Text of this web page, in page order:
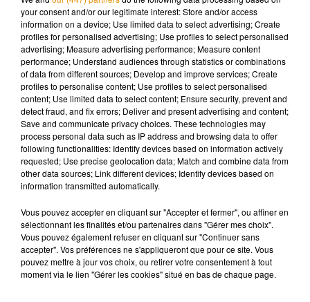
provisoirement, et aurait besoin de soins.
Musique
7 août 2026
Madonna sort enfin le remix de « Love
Sensation » avec Kylie Minogue
7 août 2026
Angèle et Amélie Lens dévoilent leur
collaboration tant attendue
your consent and/or our legitimate interest: Store and/or access
information on a device; Use limited data to select advertising; Create
profiles for personalised advertising; Use profiles to select personalised
advertising; Measure advertising performance; Measure content
performance; Understand audiences through statistics or combinations
of data from different sources; Develop and improve services; Create
profiles to personalise content; Use profiles to select personalised
content; Use limited data to select content; Ensure security, prevent and
detect fraud, and fix errors; Deliver and present advertising and content;
Save and communicate privacy choices. These technologies may
process personal data such as IP address and browsing data to offer
following functionalities: Identify devices based on information actively
requested; Use precise geolocation data; Match and combine data from
other data sources; Link different devices; Identify devices based on
information transmitted automatically.
Vous pouvez accepter en cliquant sur "Accepter et fermer", ou affiner en
sélectionnant les finalités et/ou partenaires dans "Gérer mes choix".
Vous pouvez également refuser en cliquant sur "Continuer sans
accepter". Vos préférences ne s'appliqueront que pour ce site. Vous
pouvez mettre à jour vos choix, ou retirer votre consentement à tout
moment via le lien "Gérer les cookies" situé en bas de chaque page.